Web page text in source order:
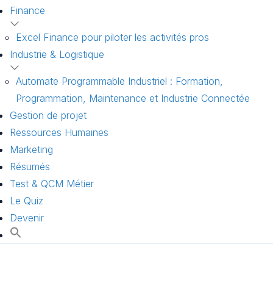
Finance
Excel Finance pour piloter les activités pros
Industrie & Logistique
Automate Programmable Industriel : Formation,
Programmation, Maintenance et Industrie Connectée
Gestion de projet
Ressources Humaines
Marketing
Résumés
Test & QCM Métier
Le Quiz
Devenir